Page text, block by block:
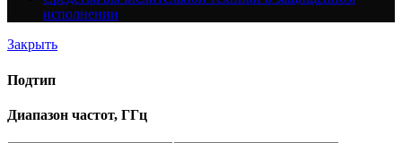
исполнении
Закрыть
Подтип
Диапазон частот, ГГц